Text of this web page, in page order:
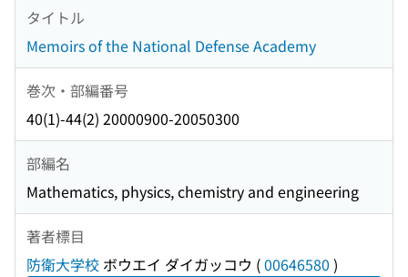
タイトル
Memoirs of the National Defense Academy
巻次・部編番号
40(1)-44(2) 20000900-20050300
部編名
Mathematics, physics, chemistry and engineering
著者標目
防衛大学校 ボウエイ ダイガッコウ (00646580 )